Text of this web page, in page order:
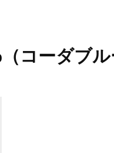
コーダブル